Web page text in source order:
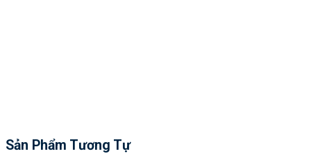
Sản Phẩm Tương Tự